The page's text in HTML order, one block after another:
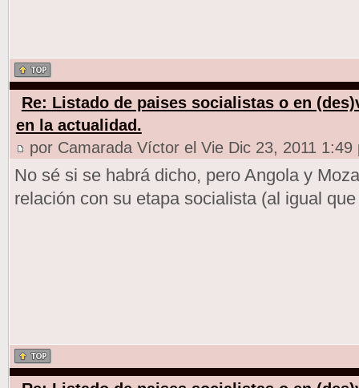
Re: Listado de paises socialistas o en
en la actualidad.
por Camarada Víctor el Vie Dic 23, 2011 1:49
No sé si se habrá dicho, pero Angola y
relación con su etapa socialista (al igual